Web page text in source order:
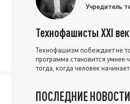
Учредитель
Технофашисты XXI
Технофашизм побеждает не
программа становится умнее
тогда, когда человек
ПОСЛЕДНИЕ НОВОСТИ